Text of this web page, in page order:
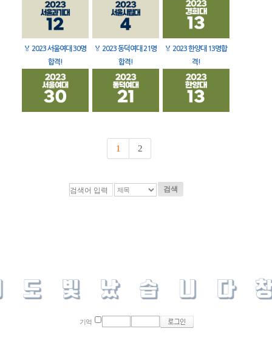
🏅 2023 서울여대 30명
합격!
🏅 2023 동덕여대 21명
합격!
🏅 2023 한양대 13명합
격!
1 2
검색
기억